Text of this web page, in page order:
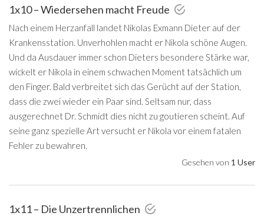
1x10 – Wiedersehen macht Freude
Nach einem Herzanfall landet Nikolas Exmann Dieter auf der
Krankensstation. Unverhohlen macht er Nikola schöne Augen.
Und da Ausdauer immer schon Dieters besondere Stärke war,
wickelt er Nikola in einem schwachen Moment tatsächlich um
den Finger. Bald verbreitet sich das Gerücht auf der Station,
dass die zwei wieder ein Paar sind. Seltsam nur, dass
ausgerechnet Dr. Schmidt dies nicht zu goutieren scheint. Auf
seine ganz spezielle Art versucht er Nikola vor einem fatalen
Fehler zu bewahren.
Gesehen von 1 User
1x11 – Die Unzertrennlichen